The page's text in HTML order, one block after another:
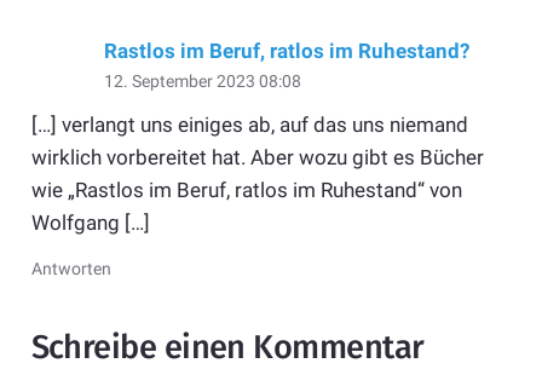
Rastlos im Beruf, ratlos im Ruhestand?
12. September 2023 08:08
[…] verlangt uns einiges ab, auf das uns niemand
wirklich vorbereitet hat. Aber wozu gibt es Bücher
wie „Rastlos im Beruf, ratlos im Ruhestand“ von
Wolfgang […]
Antworten
Schreibe einen Kommentar